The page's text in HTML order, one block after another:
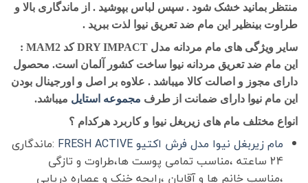
منتظر بمانید خشک شود . سپس لباس بپوشید . از ماندگاری بالا و
طراوت بینظیر این مام ضد تعریق نیوا لذت ببرید .
سایر ویژگی های مام مردانه مدل DRY IMPACT کد MAM2 :
این مام ضد تعریق مردانه نیوا ساخت کشور آلمان است. محصول
دارای مجوز و اصالت کالا میباشد . علاوه بر اصل و اورجینال بودن
این مام نیوا دارای ضمانت از طرف مجموعه استایل میباشد.
انواع مختلف مام های زیربغل نیوا و کاربرد هرکدام ؟
مام زیربغل نیوا مدل فرش اکتیو FRESH ACTIVE
:ماندگاری
24 ساعته ،مناسب تمامی پوست ها،طراوت و تازگی
،مناسب خانم ها و آقایان ،رایحه خنک و عصاره دریایی